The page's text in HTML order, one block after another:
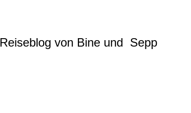
Reiseblog von Bine und Sepp